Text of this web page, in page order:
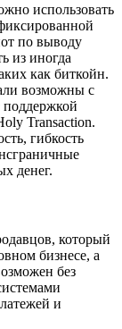
использовать
по выводу
из иногда
как биткойн.
возможны с
поддержкой
Transaction.
гибкость
денег.
который
бизнесе, а
без
и